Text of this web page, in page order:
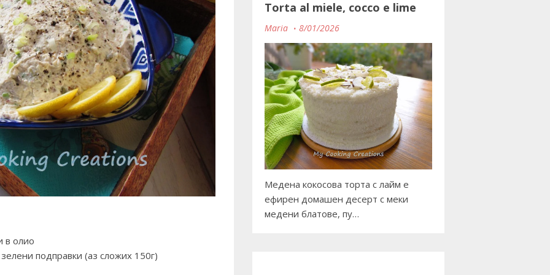
в олио
подправки (аз сложих 150г)
Torta al miele, cocco e lime
Maria 8/01/2026
Медена кокосова торта с лайм е
ефирен домашен десерт с меки
медени блатове, пу…